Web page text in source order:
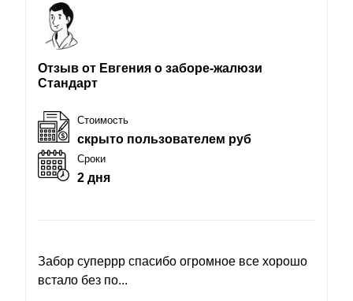
Отзыв от Евгения о заборе-жалюзи
Стандарт
Стоимость
скрыто пользователем руб
Сроки
2 дня
Забор суперрр спасибо огромное все хорошо
встало без по...